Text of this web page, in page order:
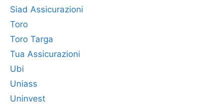
Siad Assicurazioni
Toro
Toro Targa
Tua Assicurazioni
Ubi
Uniass
Uninvest